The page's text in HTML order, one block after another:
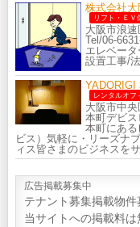
株式会社
リフト・ＥＶ
大阪市浪
Tel/06-
エレベー
設置工事/
YADORIGI
レンタルオフ
大阪市中
本町デビス
本町にあ
ビス）気軽に・リーズナ
ィス皆さまのビジネスを
広告掲載募集中
テナント募集掲載物件
当サイトへの掲載料